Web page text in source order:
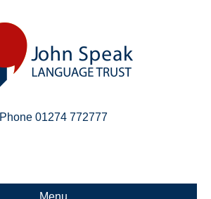
Phone 01274 772777
Menu